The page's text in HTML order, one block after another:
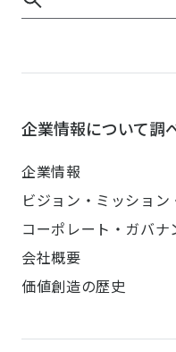
企業情報について調
企業情報
ビジョン・ミッション
コーポレート・ガバナ
会社概要
価値創造の歴史